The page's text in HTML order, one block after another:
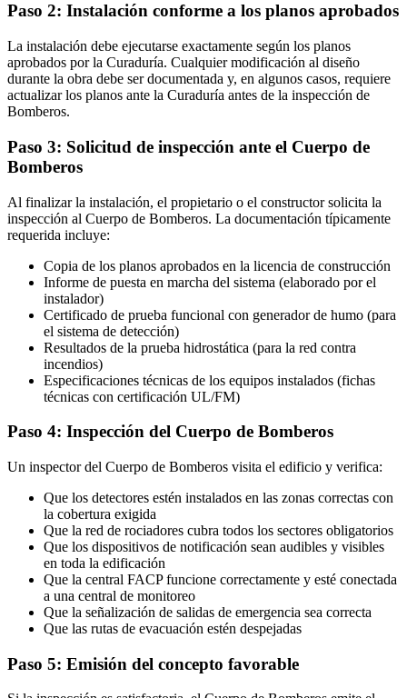
Paso 2: Instalación conforme a los planos aprobados
La instalación debe ejecutarse exactamente según los planos
aprobados por la Curaduría. Cualquier modificación al diseño
durante la obra debe ser documentada y, en algunos casos, requiere
actualizar los planos ante la Curaduría antes de la inspección de
Bomberos.
Paso 3: Solicitud de inspección ante el Cuerpo de
Bomberos
Al finalizar la instalación, el propietario o el constructor solicita la
inspección al Cuerpo de Bomberos. La documentación típicamente
requerida incluye:
Copia de los planos aprobados en la licencia de construcción
Informe de puesta en marcha del sistema (elaborado por el
instalador)
Certificado de prueba funcional con generador de humo (para
el sistema de detección)
Resultados de la prueba hidrostática (para la red contra
incendios)
Especificaciones técnicas de los equipos instalados (fichas
técnicas con certificación UL/FM)
Paso 4: Inspección del Cuerpo de Bomberos
Un inspector del Cuerpo de Bomberos visita el edificio y verifica:
Que los detectores estén instalados en las zonas correctas con
la cobertura exigida
Que la red de rociadores cubra todos los sectores obligatorios
Que los dispositivos de notificación sean audibles y visibles
en toda la edificación
Que la central FACP funcione correctamente y esté conectada
a una central de monitoreo
Que la señalización de salidas de emergencia sea correcta
Que las rutas de evacuación estén despejadas
Paso 5: Emisión del concepto favorable